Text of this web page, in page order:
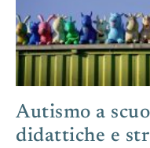
Autismo a
didattiche e